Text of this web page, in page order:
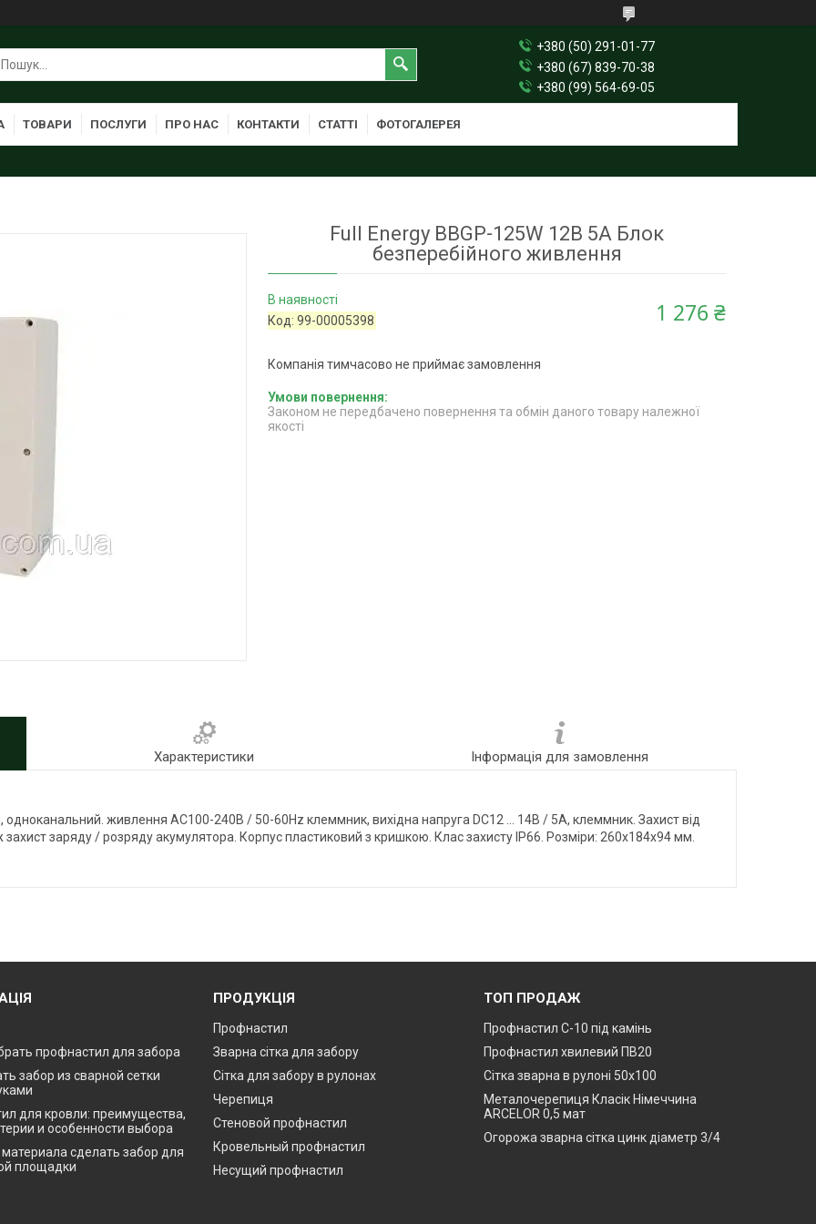
+380 (50) 291-01-77
+380 (67) 839-70-38
+380 (99) 564-69-05
ТОВАРИ ПОСЛУГИ ПРО НАС КОНТАКТИ СТАТТІ ФОТОГАЛЕРЕЯ
Full Energy BBGP-125W 12В 5А Блок
безперебійного живлення
В наявності
Код:99-00005398 1 276 ₴
Компанія тимчасово не приймає замовлення
Законом не передбачено повернення та обмін даного товару належної
якості
Характеристики Інформація для замовлення
одноканальний. живлення AC100-240В / 50-60Hz клеммник, вихідна напруга DC12 ... 14В / 5A, клеммник. Захист від
заряду / розряду акумулятора. Корпус пластиковий з кришкою. Клас захисту IP66. Розміри: 260х184х94 мм.
профнастил для забора
забор из сварной сетки
для кровли: преимущества,
и особенности выбора
материала сделать забор для
площадки
ПРОДУКЦІЯ
Профнастил
Зварна сітка для забору
Сітка для забору в рулонах
Черепиця
Стеновой профнастил
Кровельный профнастил
Несущий профнастил
ТОП ПРОДАЖ
Профнастил С-10 під камінь
Профнастил хвилевий ПВ20
Сітка зварна в рулоні 50х100
Металочерепиця Класік Німеччина
ARCELOR 0,5 мат
Огорожа зварна сітка цинк діаметр 3/4